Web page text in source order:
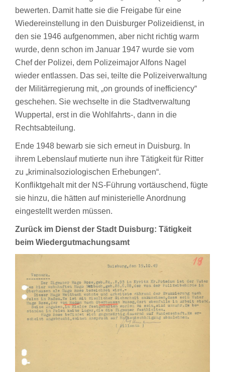
bewerten. Damit hatte sie die Freigabe für eine
Wiedereinstellung in den Duisburger Polizeidienst, in
den sie 1946 aufgenommen, aber nicht richtig warm
wurde, denn schon im Januar 1947 wurde sie vom
Chef der Polizei, dem Polizeimajor Alfons Nagel
wieder entlassen. Das sei, teilte die Polizeiverwaltung
der Militärregierung mit, „on grounds of inefficiency“
geschehen. Sie wechselte in die Stadtverwaltung
Wuppertal, erst in die Wohlfahrts-, dann in die
Rechtsabteilung.
Ende 1948 bewarb sie sich erneut in Duisburg. In
ihrem Lebenslauf mutierte nun ihre Tätigkeit für Ritter
zu „kriminalsoziologischen Erhebungen“.
Konfliktgehalt mit der NS-Führung vortäuschend, fügte
sie hinzu, die hätten auf ministerielle Anordnung
eingestellt werden müssen.
Zurück im Dienst der Stadt Duisburg: Tätigkeit
beim Wiedergutmachungsamt